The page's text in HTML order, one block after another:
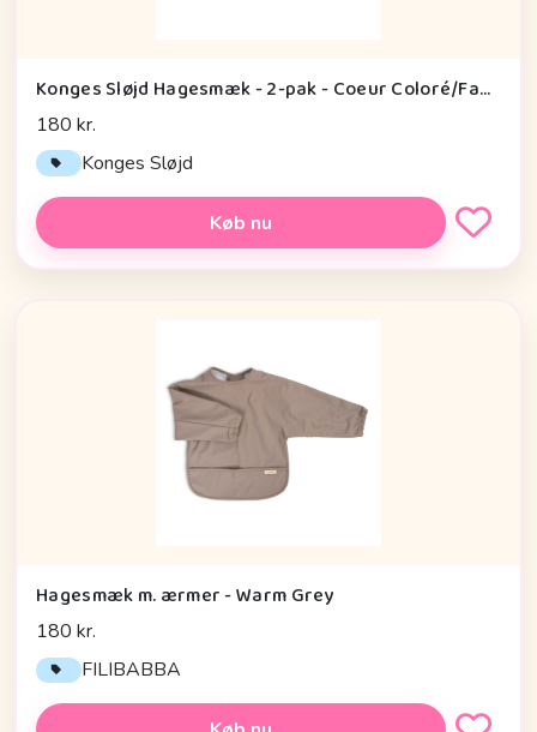
Konges Sløjd Hagesmæk - 2-pak - Coeur Coloré/Faded Rose
180 kr.
Konges Sløjd
Køb nu
Hagesmæk m. ærmer - Warm Grey
180 kr.
FILIBABBA